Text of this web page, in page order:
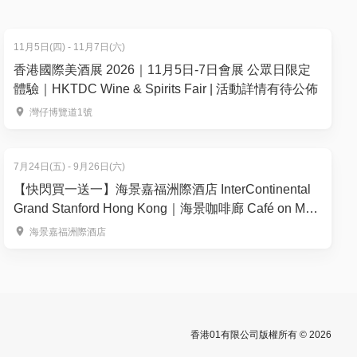
11月5日(四) - 11月7日(六)
香港國際美酒展 2026｜11月5日-7日會展 公眾日限定
體驗｜HKTDC Wine & Spirits Fair | 活動詳情有待公佈
灣仔博覽道1號
7月24日(五) - 9月26日(六)
【快閃買一送一】海景嘉福洲際酒店 InterContinental
Grand Stanford Hong Kong｜海景咖啡廊 Café on M｜
「鮮味龍蝦盛宴」自助晚餐
海景嘉福洲際酒店
香港01有限公司版權所有 © 2026